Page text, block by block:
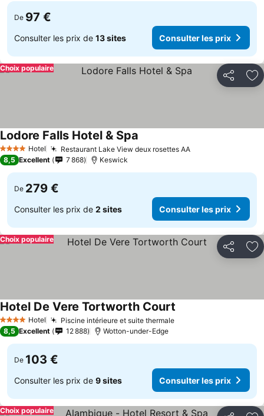
De 97 €
Consulter les prix de 13 sites Consulter les prix
Partager
Choix populaire
4 Étoiles Hotel Restaurant Lake View deux rosettes AAConsulter les
Lodore Falls Hotel & Spa
8,5 Excellent 7 868 Keswick
De 279 €
Consulter les prix de 2 sites Consulter les prix
Partager
Choix populaire
4 Étoiles Hotel Piscine intérieure et suite thermaleConsulter les prix
Hotel De Vere Tortworth Court
8,5 Excellent 12 888 Wotton-under-Edge
De 103 €
Consulter les prix de 9 sites Consulter les prix
Choix populaire